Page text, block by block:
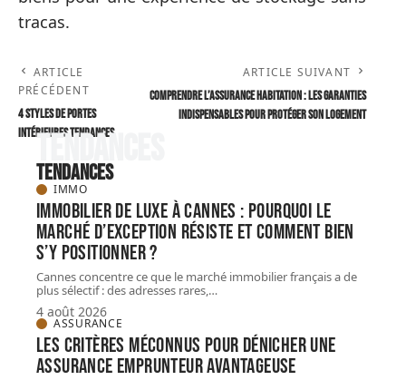
tracas.
ARTICLE
PRÉCÉDENT
4 styles de portes
intérieures tendances
ARTICLE SUIVANT
Comprendre l’assurance habitation : les garanties
indispensables pour protéger son logement
Tendances
Tendances
IMMO
Immobilier de luxe à Cannes : pourquoi le
marché d’exception résiste et comment bien
s’y positionner ?
Cannes concentre ce que le marché immobilier français a de
plus sélectif : des adresses rares,…
4 août 2026
ASSURANCE
Les critères méconnus pour dénicher une
assurance emprunteur avantageuse